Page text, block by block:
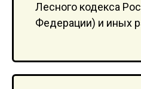
Лесного кодекса
Федерации) и иных